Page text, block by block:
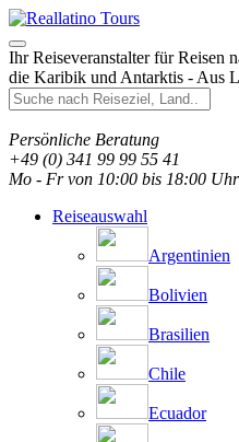
Ihr Reiseveranstalter für Reisen
die Karibik und Antarktis - Aus
Persönliche Beratung
+49 (0) 341 99 99 55 41
Mo - Fr von 10:00 bis 18:00 Uhr
Reiseauswahl
Argentinien
Bolivien
Brasilien
Chile
Ecuador